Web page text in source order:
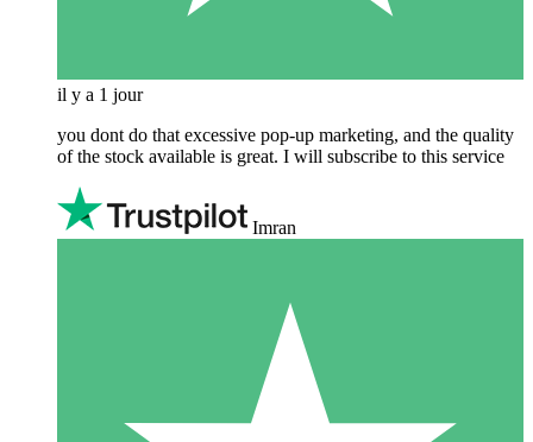
il y a 1 jour
you dont do that excessive pop-up marketing, and the quality
of the stock available is great. I will subscribe to this service
Imran